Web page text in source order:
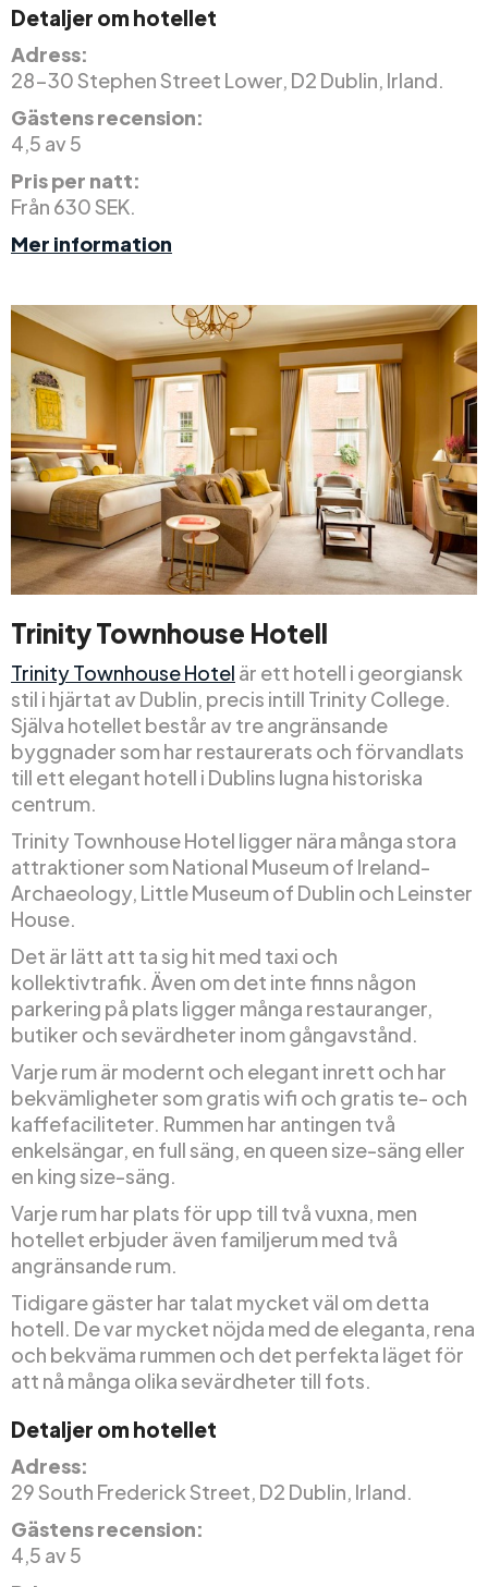
Detaljer om hotellet
Adress:
28-30 Stephen Street Lower, D2 Dublin, Irland.
Gästens recension:
4,5 av 5
Pris per natt:
Från 630 SEK.
Mer information
Trinity Townhouse Hotell
Trinity Townhouse Hotel är ett hotell i georgiansk
stil i hjärtat av Dublin, precis intill Trinity College.
Själva hotellet består av tre angränsande
byggnader som har restaurerats och förvandlats
till ett elegant hotell i Dublins lugna historiska
centrum.
Trinity Townhouse Hotel ligger nära många stora
attraktioner som National Museum of Ireland-
Archaeology, Little Museum of Dublin och Leinster
House.
Det är lätt att ta sig hit med taxi och
kollektivtrafik. Även om det inte finns någon
parkering på plats ligger många restauranger,
butiker och sevärdheter inom gångavstånd.
Varje rum är modernt och elegant inrett och har
bekvämligheter som gratis wifi och gratis te- och
kaffefaciliteter. Rummen har antingen två
enkelsängar, en full säng, en queen size-säng eller
en king size-säng.
Varje rum har plats för upp till två vuxna, men
hotellet erbjuder även familjerum med två
angränsande rum.
Tidigare gäster har talat mycket väl om detta
hotell. De var mycket nöjda med de eleganta, rena
och bekväma rummen och det perfekta läget för
att nå många olika sevärdheter till fots.
Detaljer om hotellet
Adress:
29 South Frederick Street, D2 Dublin, Irland.
Gästens recension:
4,5 av 5